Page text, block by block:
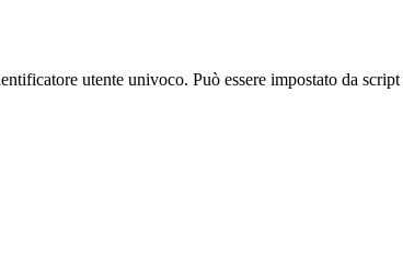
utente univoco. Può essere impostato da